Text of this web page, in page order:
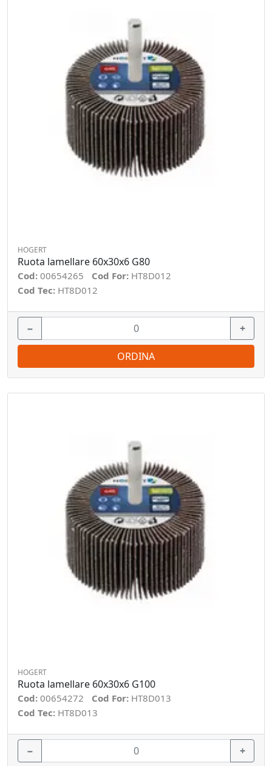
HOGERT
Ruota lamellare 60x30x6 G80
Cod: 00654265 Cod For: HT8D012
Cod Tec: HT8D012
− +
ORDINA
HOGERT
Ruota lamellare 60x30x6 G100
Cod: 00654272 Cod For: HT8D013
Cod Tec: HT8D013
− +